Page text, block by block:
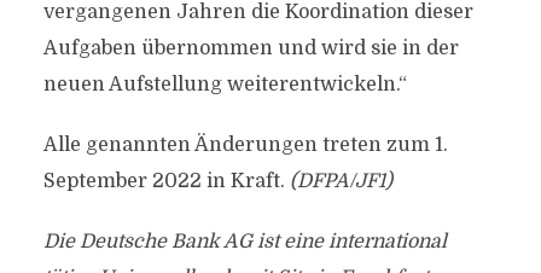
vergangenen Jahren die Koordination dieser
Aufgaben übernommen und wird sie in der
neuen Aufstellung weiterentwickeln.“
Alle genannten Änderungen treten zum 1.
September 2022 in Kraft. (DFPA/JF1)
Die Deutsche Bank AG ist eine international